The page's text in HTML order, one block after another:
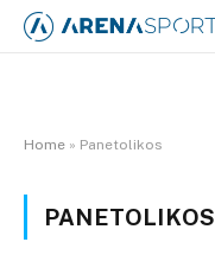
Home » Panetolikos
PANETOLIKOS